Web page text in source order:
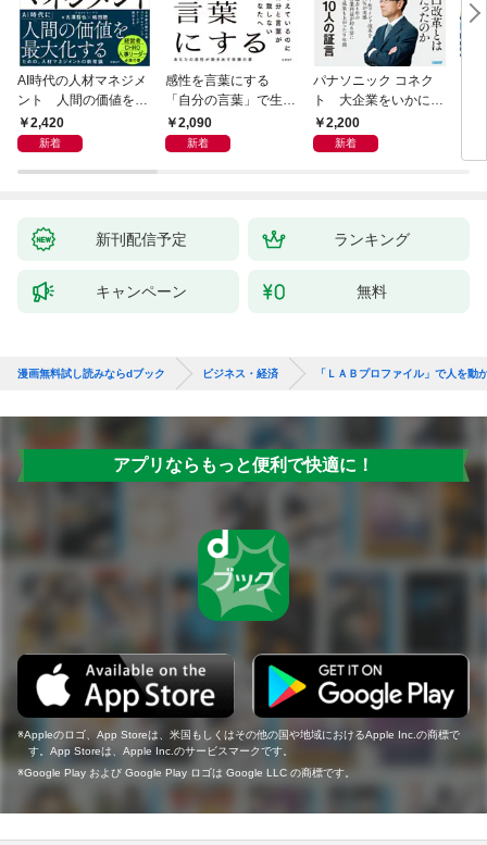
AI時代の人材マネジメ
ント 人間の価値を最
大化する条件
2,420
新着
感性を言葉にする
「自分の言葉」で生き
るための教科書
2,090
新着
パナソニック コネク
ト 大企業をいかに変
えるか
2,200
新着
新刊配信予定 ランキング
キャンペーン 無料
漫画無料試し読みならdブック ビジネス・経済 「ＬＡＢプロファイル」で人を動
アプリならもっと便利で快適に！
Appleのロゴ、App Storeは、米国もしくはその他の国や地域におけるApple Inc.の商標で
す。App Storeは、Apple Inc.のサービスマークです。
Google Play および Google Play ロゴは Google LLC の商標です。